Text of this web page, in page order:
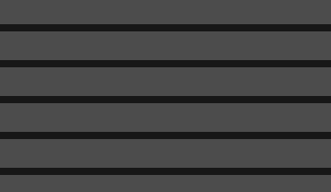
dimension représente une possibilité d'équipement pour